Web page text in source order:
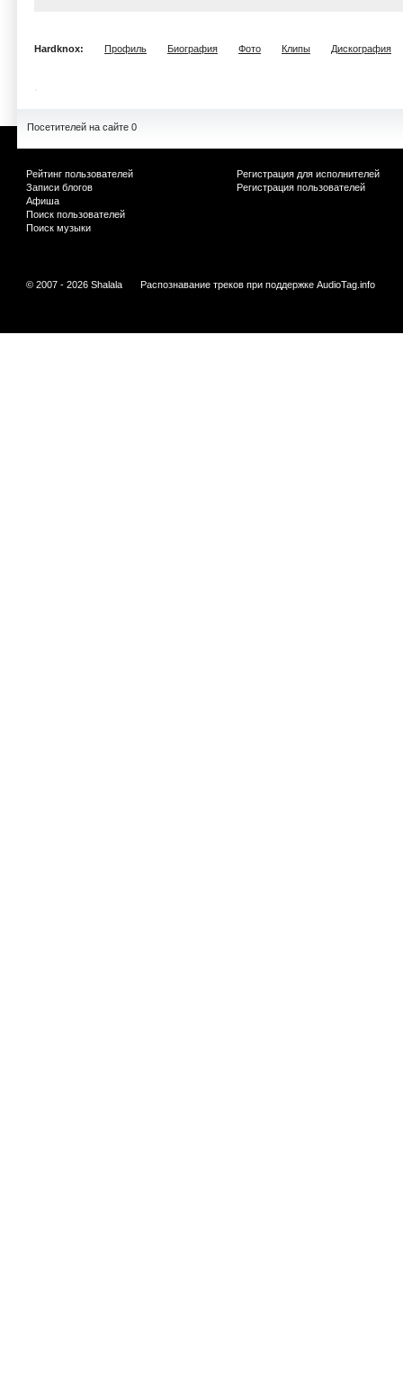
Hardknox: Профиль Биография Фото Клипы Дискография
Посетителей на сайте 0
Рейтинг пользователей
Записи блогов
Афиша
Поиск пользователей
Поиск музыки
Регистрация для исполнителей
Регистрация пользователей
© 2007 - 2026 Shalala Распознавание треков при поддержке AudioTag.info